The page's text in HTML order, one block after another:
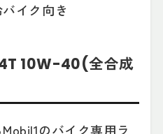
イク向き
10W-40(全合成
のバイク専用ラ